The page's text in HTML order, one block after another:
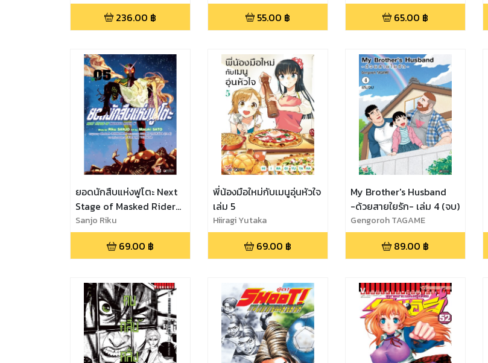
236.00 ฿ 55.00 ฿ 65.00 ฿
ยอดนักสืบแห่งฟูโตะ Next
Stage of Masked Rider
W เล่ม 5
Sanjo Riku
69.00 ฿
พี่น้องมือใหม่กับเมนูอุ่นหัวใจ
เล่ม 5
Hiiragi Yutaka
69.00 ฿
My Brother's Husband
-ด้วยสายใยรัก- เล่ม 4 (จบ)
Gengoroh TAGAME
89.00 ฿